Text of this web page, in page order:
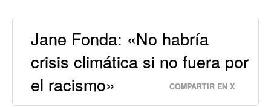
Jane Fonda: «No habría
crisis climática si no fuera por
el racismo»
COMPARTIR EN X